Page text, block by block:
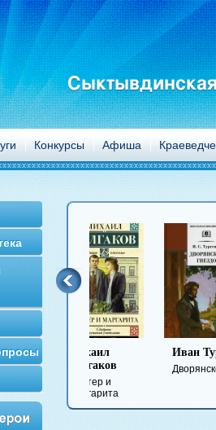
Сыктывдинская
Конкурсы Афиша
Иван Тургенев
Дворянское гнездо